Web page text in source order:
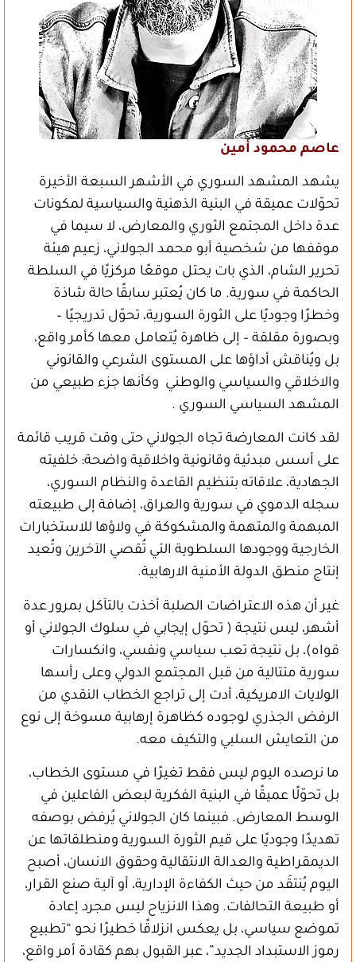
عاصم محمود أمين
يشهد المشهد السوري في الأشهر السبعة الأخيرة
تحوّلات عميقة في البنية الذهنية والسياسية لمكونات
عدة داخل المجتمع الثوري والمعارض، لا سيما في
موقفها من شخصية أبو محمد الجولاني، زعيم هيئة
تحرير الشام، الذي بات يحتل موقعًا مركزيًا في السلطة
الحاكمة في سورية. ما كان يُعتبر سابقًا حالة شاذة
وخطرًا وجوديًا على الثورة السورية، تحوّل تدريجيًا –
وبصورة مقلقة – إلى ظاهرة يُتعامل معها كأمر واقع،
بل ويُناقش أداؤها على المستوى الشرعي والقانوني
والاخلاقي والسياسي والوطني وكأنها جزء طبيعي من
المشهد السياسي السوري .
لقد كانت المعارضة تجاه الجولاني حتى وقت قريب قائمة
على أسس مبدئية وقانونية واخلاقية واضحة: خلفيته
الجهادية، علاقاته بتنظيم القاعدة والنظام السوري،
سجله الدموي في سورية والعراق، إضافة إلى طبيعته
المبهمة والمتهمة والمشكوكة في ولاؤها للاستخبارات
الخارجية ووجودها السلطوية التي تُقصي الآخرين وتُعيد
إنتاج منطق الدولة الأمنية الارهابية.
غير أن هذه الاعتراضات الصلبة أخذت بالتآكل بمرور عدة
أشهر، ليس نتيجة ( تحوّل إيجابي في سلوك الجولاني أو
قواه)، بل نتيجة تعب سياسي ونفسي، وانكسارات
سورية متتالية من قبل المجتمع الدولي وعلى رأسها
الولايات الامريكية، أدت إلى تراجع الخطاب النقدي من
الرفض الجذري لوجوده كظاهرة إرهابية مسوخة إلى نوع
من التعايش السلبي والتكيف معه.
ما نرصده اليوم ليس فقط تغيرًا في مستوى الخطاب،
بل تحوّلًا عميقًا في البنية الفكرية لبعض الفاعلين في
الوسط المعارض. فبينما كان الجولاني يُرفض بوصفه
تهديدًا وجوديًا على قيم الثورة السورية ومنطلقاتها عن
الديمقراطية والعدالة الانتقالية وحقوق الانسان، أصبح
اليوم يُنتقَد من حيث الكفاءة الإدارية، أو آلية صنع القرار،
أو طبيعة التحالفات. وهذا الانزياح ليس مجرد إعادة
تموضع سياسي، بل يعكس انزلاقًا خطيرًا نحو “تطبيع
رموز الاستبداد الجديد”، عبر القبول بهم كقادة أمر واقع،